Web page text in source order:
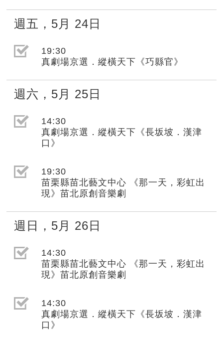
週五 ， 5月 24日
選取節目(未勾選)
19:30
真劇場京選．縱橫天下《巧縣官》
週六 ， 5月 25日
選取節目(未勾選)
14:30
真劇場京選．縱橫天下《長坂坡．漢津
口》
選取節目(未勾選)
19:30
苗栗縣苗北藝文中心 《那一天，彩虹出
現》苗北原創音樂劇
週日 ， 5月 26日
選取節目(未勾選)
14:30
苗栗縣苗北藝文中心 《那一天，彩虹出
現》苗北原創音樂劇
選取節目(未勾選)
14:30
真劇場京選．縱橫天下《長坂坡．漢津
口》